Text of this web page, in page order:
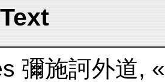
彌施訶外道,